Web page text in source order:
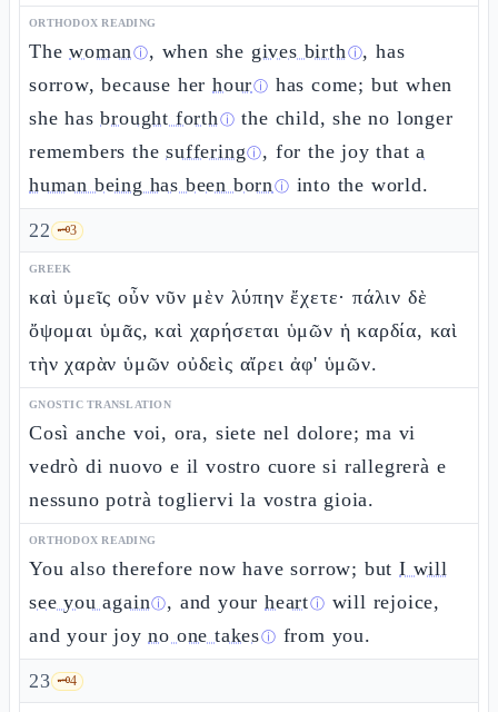
ORTHODOX READING
Thewomanⓘ, when she gives birthⓘ, has
sorrow, because herhourⓘ has come; but when
she hasbrought forthⓘ the child, she no longer
remembers thesufferingⓘ, for the joy thata
human being has been bornⓘ into the world.
22 🗝️3
GREEK
καὶ ὑμεῖς οὖν νῦν μὲν λύπην ἔχετε· πάλιν δὲ
ὄψομαι ὑμᾶς, καὶ χαρήσεται ὑμῶν ἡ καρδία, καὶ
τὴν χαρὰν ὑμῶν οὐδεὶς αἴρει ἀφ' ὑμῶν.
GNOSTIC TRANSLATION
Così anche voi, ora, siete nel dolore; ma vi
vedrò di nuovo e il vostro cuore si rallegrerà e
nessuno potrà togliervi la vostra gioia.
ORTHODOX READING
You also therefore now have sorrow; but I will
see you againⓘ, and yourheartⓘ will rejoice,
and your joyno one takesⓘ from you.
23 🗝️4